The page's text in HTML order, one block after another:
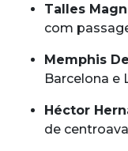
Talles
com
Memphis
Barcelona e
Héctor
de